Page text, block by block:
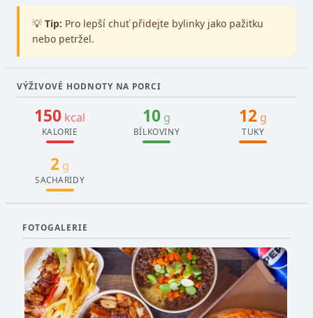
💡 Tip: Pro lepší chuť přidejte bylinky jako pažitku
nebo petržel.
VÝŽIVOVÉ HODNOTY NA PORCI
150 kcal
KALORIE
10g
BÍLKOVINY
12 g
TUKY
2 g
SACHARIDY
FOTOGALERIE